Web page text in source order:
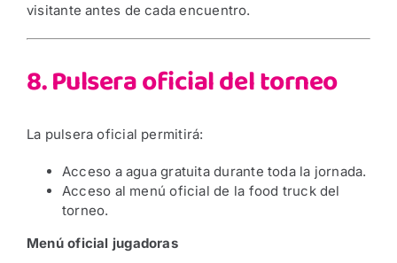
visitante antes de cada encuentro.
8. Pulsera oficial del torneo
La pulsera oficial permitirá:
Acceso a agua gratuita durante toda la jornada.
Acceso al menú oficial de la food truck del
torneo.
Menú oficial jugadoras